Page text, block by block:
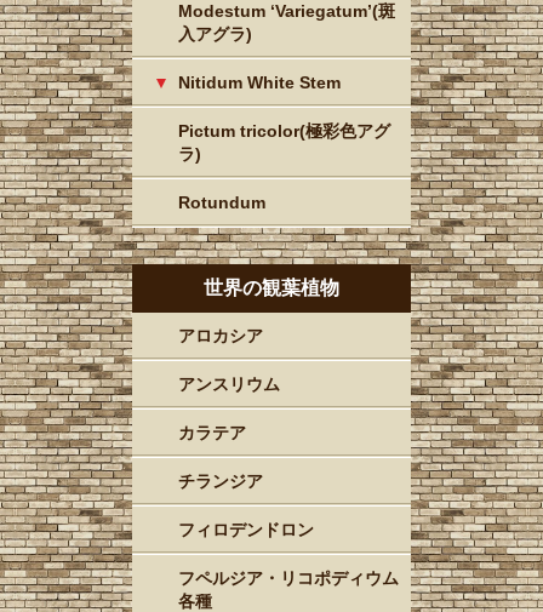
Modestum ‘Variegatum’(斑
入アグラ)
Nitidum White Stem
Pictum tricolor(極彩色アグ
ラ)
Rotundum
世界の観葉植物
アロカシア
アンスリウム
カラテア
チランジア
フィロデンドロン
フペルジア・リコポディウム
各種